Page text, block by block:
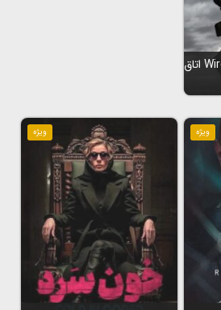
دانلود فیلم Wire Room 2022 اتاق
ویژه ویژه